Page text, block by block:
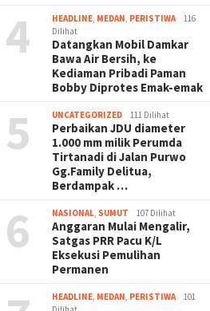
4 HEADLINE, MEDAN, PERISTIWA
116
Dilihat
Datangkan Mobil Damkar
Bawa Air Bersih, ke
Kediaman Pribadi Paman
Bobby Diprotes Emak-emak
5 UNCATEGORIZED 111 Dilihat
Perbaikan JDU diameter
1.000 mm milik Perumda
Tirtanadi di Jalan Purwo
Gg.Family Delitua,
Berdampak …
6 NASIONAL, SUMUT 107 Dilihat
Anggaran Mulai Mengalir,
Satgas PRR Pacu K/L
Eksekusi Pemulihan
Permanen
HEADLINE, MEDAN, PERISTIWA
101